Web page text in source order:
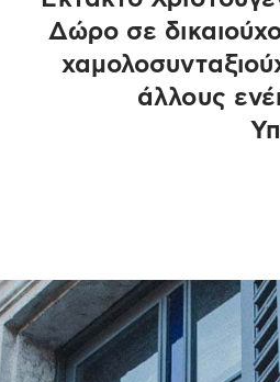
Δώρο σε
άλλους